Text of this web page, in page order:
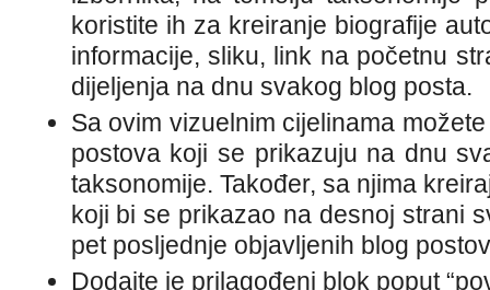
koristite ih za kreiranje biografije
informacije, sliku, link na početnu
dijeljenja na dnu svakog blog posta.
Sa ovim vizuelnim cijelinama
postova koji se prikazuju na dnu
taksonomije. Također, sa njima
koji bi se prikazao na desnoj strani
pet posljednje objavljenih blog
Dodajte je prilagođeni blok poput